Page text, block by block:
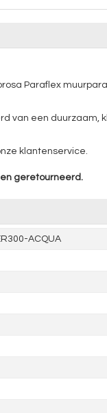
Paraflex
van een duurzaam,
klantenservice.
geretourneerd.
ACQUA